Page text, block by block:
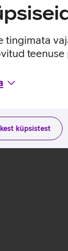
tingimata
teenuse
küpsistest